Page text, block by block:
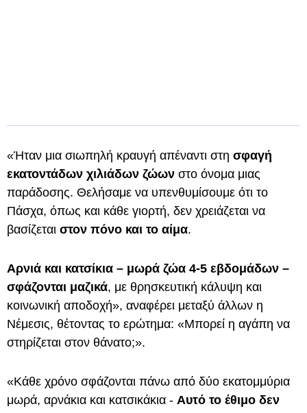
«Ήταν μια σιωπηλή κραυγή απέναντι στη σφαγή
εκατοντάδων χιλιάδων ζώων στο όνομα μιας
παράδοσης. Θελήσαμε να υπενθυμίσουμε ότι το
Πάσχα, όπως και κάθε γιορτή, δεν χρειάζεται να
βασίζεται στον πόνο και το αίμα.
Αρνιά και κατσίκια – μωρά ζώα 4-5 εβδομάδων –
σφάζονται μαζικά, με θρησκευτική κάλυψη και
κοινωνική αποδοχή», αναφέρει μεταξύ άλλων η
Νέμεσις, θέτοντας το ερώτημα: «Μπορεί η αγάπη να
στηρίζεται στον θάνατο;».
«Κάθε χρόνο σφάζονται πάνω από δύο εκατομμύρια
μωρά, αρνάκια και κατσικάκια - Αυτό το έθιμο δεν